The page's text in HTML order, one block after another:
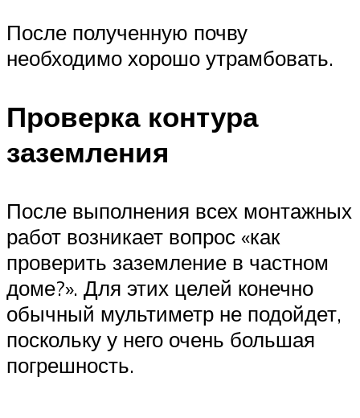
После полученную почву
необходимо хорошо утрамбовать.
Проверка контура
заземления
После выполнения всех монтажных
работ возникает вопрос «как
проверить заземление в частном
доме?». Для этих целей конечно
обычный мультиметр не подойдет,
поскольку у него очень большая
погрешность.